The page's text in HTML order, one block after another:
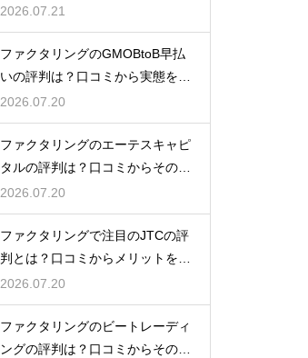
徹底解説
2026.07.21
ファクタリングのGMOBtoB早払
いの評判は？口コミから実態を徹
底解説
2026.07.20
ファクタリングのエーテスキャピ
タルの評判は？口コミからその実
態を徹底解説
2026.07.20
ファクタリングで注目のJTCの評
判とは？口コミからメリットを徹
底解説
2026.07.20
ファクタリングのビートレーディ
ングの評判は？口コミからその実